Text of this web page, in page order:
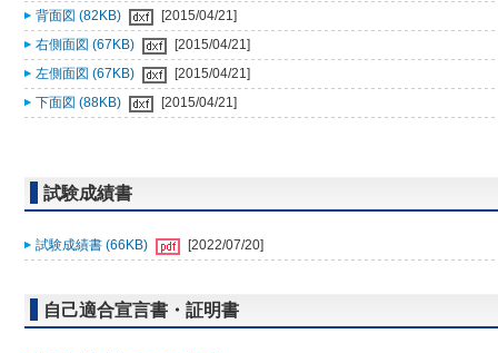
背面図 (82KB)
[2015/04/21]
右側面図 (67KB)
[2015/04/21]
左側面図 (67KB)
[2015/04/21]
下面図 (88KB)
[2015/04/21]
試験成績書
試験成績書 (66KB) [2022/07/20]
自己適合宣言書・証明書